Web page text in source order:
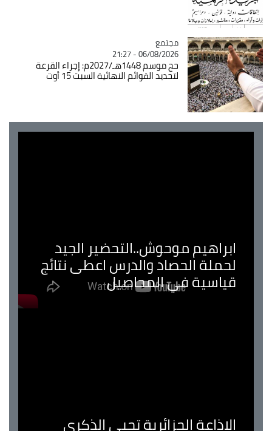
Catégorie
مجتمع
06/08/2026 - 21:27
حج موسم 1448هـ/2027م: إجراء القرعة
لتحديد القوائم النهائية السبت 15 أوت
ابراهيم موحوش..التحضير الجيد
لحملة الحصاد والدرس اعطى نتائج
قياسية في المحاصيل
الإذاعة الجزائرية تحيي الذكرى